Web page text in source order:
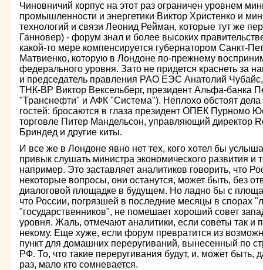
Чиновничий корпус на этот раз ограничен уровнем
промышленности и энергетики Виктор Христенко и
технологий и связи Леонид Рейман, которые тут же
Ганновер) - форум знал и более высоких
какой-то мере компенсируется губернатором Санкт-
Матвиенко, которую в Лондоне по-прежнему
федерального уровня. Зато не придется краснеть за
и председатель правления РАО ЕЭС Анатолий
ТНК-ВР Виктор Вексельберг, президент Альфа-банка
"Транснефти" и АФК "Система"). Неплохо обстоят дела
гостей: бросаются в глаза президент ОПЕК Пурномо
торговле Питер Мандельсон, управляющий директор
Бриндед и другие киты.
И все же в Лондоне явно нет тех, кого хотел бы
привык слушать министра экономического развития и
например. Это заставляет аналитиков говорить, что
некоторые вопросы, они останутся, может быть, без
диалоговой площадке в будущем. Но ладно бы с
что России, погрязшей в последние месяцы в спорах
"государственников", не помешает хороший совет
уровня. Жаль, отмечают аналитики, если советы так и
некому. Еще хуже, если форум превратится из
пункт для домашних переругиваний, вынесенный по
РФ. То, что такие переругивания будут, и, может
раз, мало кто сомневается.